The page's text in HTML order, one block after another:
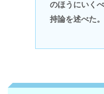
のほうにいく
持論を述べた。